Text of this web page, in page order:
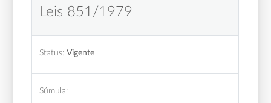
Leis 851/1979
Status: Vigente
Súmula: